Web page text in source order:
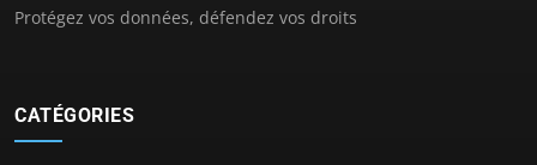
Protégez vos données, défendez vos droits
CATÉGORIES